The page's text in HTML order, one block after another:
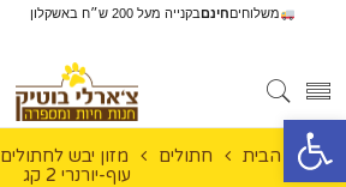
פתח סרגל נגישות
משלוחיםחינםבקנייה מעל 200 ש״ח באשקלון
עמוד הבית חתולים מזון יבש לחתולים
עוף-יורנרי 2 קג